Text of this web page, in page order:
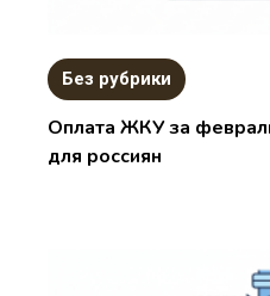
Без рубрики
Оплата ЖКУ за
для россиян